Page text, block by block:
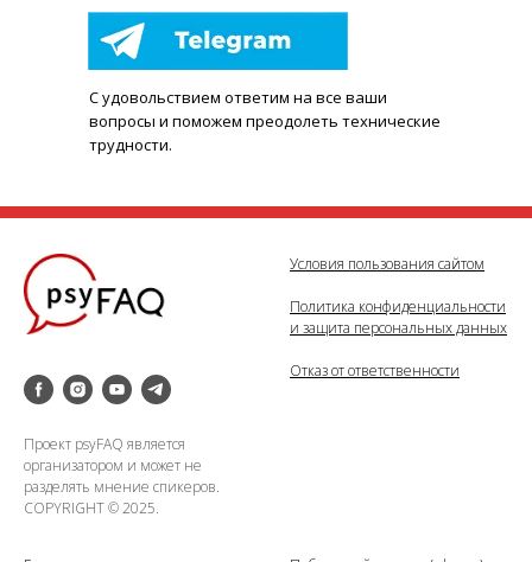
С удовольствием ответим на все ваши
вопросы и поможем преодолеть технические
трудности.
Проект psyFAQ является
организатором и может не
разделять мнение спикеров.
COPYRIGHT © 2025.
Условия пользования сайтом
Политика конфиденциальности
и защита персональных данных
Отказ от ответственности